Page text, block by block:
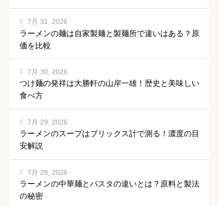
ラーメンの麺は自家製麺と製麺所で違いはある？原
価を比較
7月 31, 2026
つけ麺の発祥は大勝軒の山岸一雄！歴史と美味しい
食べ方
7月 30, 2026
ラーメンのスープはブリックス計で測る！濃度の目
安解説
7月 29, 2026
ラーメンの中華麺とパスタの違いとは？原料と製法
の秘密
7月 28, 2026